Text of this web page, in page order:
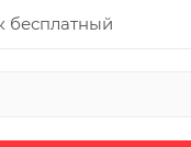
бесплатный